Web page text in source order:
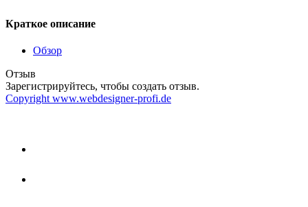
Краткое описание
Обзор
Отзыв
Зарегистрируйтесь, чтобы создать отзыв.
Copyright www.webdesigner-profi.de